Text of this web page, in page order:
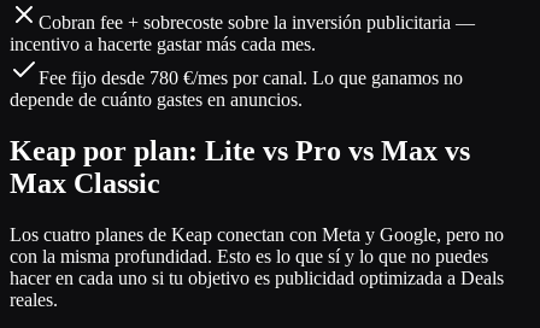
Cobran fee + sobrecoste sobre la inversión publicitaria —
incentivo a hacerte gastar más cada mes.
Fee fijo desde 780 €/mes por canal. Lo que ganamos no
depende de cuánto gastes en anuncios.
Keap por plan: Lite vs Pro vs Max vs
Max Classic
Los cuatro planes de Keap conectan con Meta y Google, pero no
con la misma profundidad. Esto es lo que sí y lo que no puedes
hacer en cada uno si tu objetivo es publicidad optimizada a Deals
reales.